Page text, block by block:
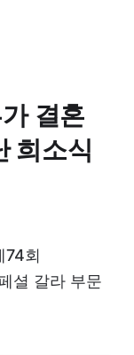
결혼
희소식
74회
셜 갈라 부문